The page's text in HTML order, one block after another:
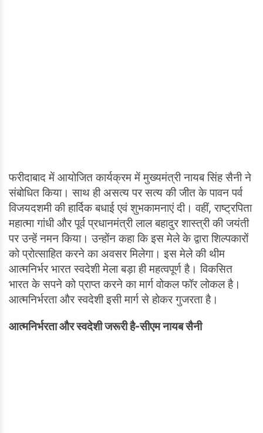
फरीदाबाद में आयोजित कार्यक्रम में मुख्यमंत्री नायब सिंह सैनी ने
संबोधित किया। साथ ही असत्य पर सत्य की जीत के पावन पर्व
विजयदशमी की हार्दिक बधाई एवं शुभकामनाएं दी। वहीं, राष्ट्रपिता
महात्मा गांधी और पूर्व प्रधानमंत्री लाल बहादुर शास्त्री की जयंती
पर उन्हें नमन किया। उन्होंन कहा कि इस मेले के द्वारा शिल्पकारों
को प्रोत्साहित करने का अवसर मिलेगा। इस मेले की थीम
आत्मनिर्भर भारत स्वदेशी मेला बड़ा ही महत्वपूर्ण है। विकसित
भारत के सपने को प्राप्त करने का मार्ग वोकल फॉर लोकल है।
आत्मनिर्भरता और स्वदेशी इसी मार्ग से होकर गुजरता है।
आत्मनिर्भरता और स्वदेशी जरूरी है-सीएम नायब सैनी